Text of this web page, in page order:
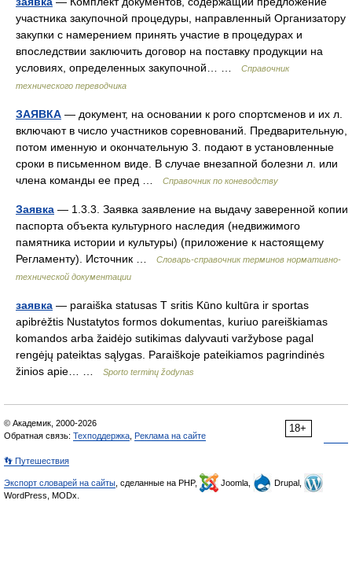
участника закупочной процедуры, направленный Организатору
закупки с намерением принять участие в процедурах и
впоследствии заключить договор на поставку продукции на
условиях, определенных закупочной… …
Справочник
технического переводчика
ЗАЯВКА — документ, на основании к рого спортсменов и их л.
включают в число участников соревнований. Предварительную,
потом именную и окончательную 3. подают в установленные
сроки в письменном виде. В случае внезапной болезни л. или
члена команды ее пред …
Справочник по коневодству
Заявка — 1.3.3. Заявка заявление на выдачу заверенной копии
паспорта объекта культурного наследия (недвижимого
памятника истории и культуры) (приложение к настоящему
Регламенту). Источник …
Словарь-справочник терминов нормативно-
технической документации
заявка — paraiška statusas T sritis Kūno kultūra ir sportas
apibrėžtis Nustatytos formos dokumentas, kuriuo pareiškiamas
komandos arba žaidėjo sutikimas dalyvauti varžybose pagal
rengėjų pateiktas sąlygas. Paraiškoje pateikiamos pagrindinės
žinios apie… …
Sporto terminų žodynas
18+
© Академик, 2000-2026
Обратная связь: Техподдержка Реклама на сайте
👣 Путешествия
Экспорт словарей на сайты , сделанные на PHP, Joomla,
Drupal,
WordPress, MODx.